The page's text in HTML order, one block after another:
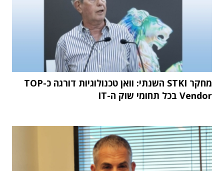
מחקר STKI השנתי: וואן טכנולוגיות דורגה כ-TOP
Vendor בכל תחומי שוק ה-IT